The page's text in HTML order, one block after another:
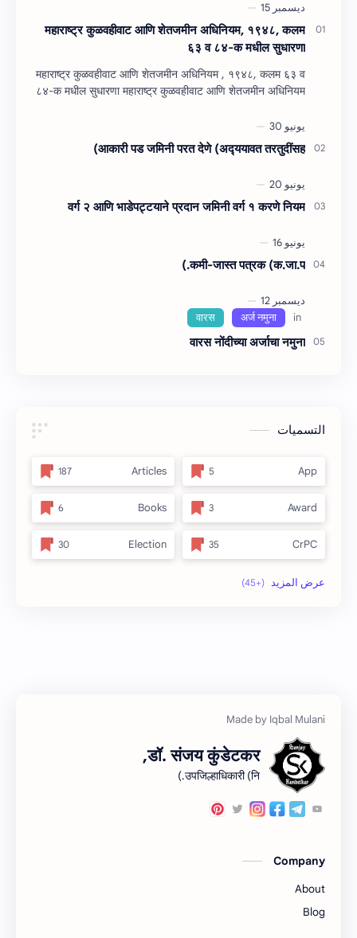
महाराष्‍ट्र कुळवहीवाट आणि शेतजमीन अधिनियम, १९४८, कलम
६३ व ८४-क मधील सुधारणा
महाराष्‍ट्र कुळवहीवाट आणि शेतजमीन अधिनियम , १९४८, कलम ६३ व
८४-क मधील सुधारणा महाराष्‍ट्र कुळवहीवाट आणि शेतजमीन अधिनियम
आकारी पड जमिनी परत देणे (अद्‍ययावत तरतुदींसह)
वर्ग २ आणि भाडेपट्टयाने प्रदान जमिनी वर्ग १ करणे नियम
कमी-जास्त पत्रक (क.जा.प.)
वारस नोंदीच्‍या अर्जाचा नमुना
التسميات
App
Articles
Award
Books
CrPC
Election
Forest
ईतर
क.जा.प
कायदा
कुळकायदा
गौणखनिज
डॉ. संजय कुंडेटकर,
उपजिल्हाधिकारी (नि.)
Company
About
Blog